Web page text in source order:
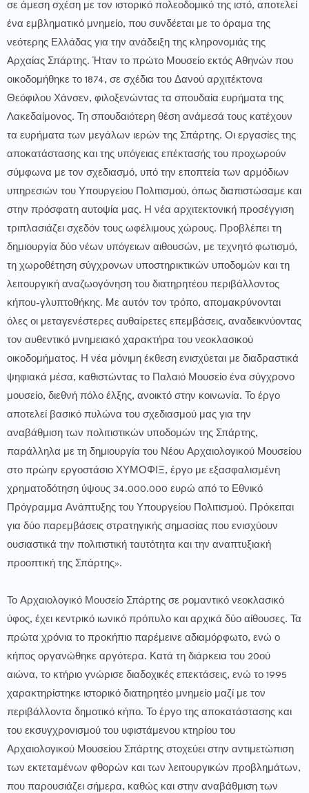
σε άμεση σχέση με τον ιστορικό πολεοδομικό της ιστό, αποτελεί
ένα εμβληματικό μνημείο, που συνδέεται με το όραμα της
νεότερης Ελλάδας για την ανάδειξη της κληρονομιάς της
Αρχαίας Σπάρτης. Ήταν το πρώτο Μουσείο εκτός Αθηνών που
οικοδομήθηκε το 1874, σε σχέδια του Δανού αρχιτέκτονα
Θεόφιλου Χάνσεν, φιλοξενώντας τα σπουδαία ευρήματα της
Λακεδαίμονος. Τη σπουδαιότερη θέση ανάμεσά τους κατέχουν
τα ευρήματα των μεγάλων ιερών της Σπάρτης. Οι εργασίες της
αποκατάστασης και της υπόγειας επέκτασής του προχωρούν
σύμφωνα με τον σχεδιασμό, υπό την εποπτεία των αρμόδιων
υπηρεσιών του Υπουργείου Πολιτισμού, όπως διαπιστώσαμε και
στην πρόσφατη αυτοψία μας. Η νέα αρχιτεκτονική προσέγγιση
τριπλασιάζει σχεδόν τους ωφέλιμους χώρους. Προβλέπει τη
δημιουργία δύο νέων υπόγειων αιθουσών, με τεχνητό φωτισμό,
τη χωροθέτηση σύγχρονων υποστηρικτικών υποδομών και τη
λειτουργική αναζωογόνηση του διατηρητέου περιβάλλοντος
κήπου-γλυπτοθήκης. Με αυτόν τον τρόπο, απομακρύνονται
όλες οι μεταγενέστερες αυθαίρετες επεμβάσεις, αναδεικνύοντας
τον αυθεντικό μνημειακό χαρακτήρα του νεοκλασικού
οικοδομήματος. Η νέα μόνιμη έκθεση ενισχύεται με διαδραστικά
ψηφιακά μέσα, καθιστώντας το Παλαιό Μουσείο ένα σύγχρονο
μουσείο, διεθνή πόλο έλξης, ανοικτό στην κοινωνία. Το έργο
αποτελεί βασικό πυλώνα του σχεδιασμού μας για την
αναβάθμιση των πολιτιστικών υποδομών της Σπάρτης,
παράλληλα με τη δημιουργία του Νέου Αρχαιολογικού Μουσείου
στο πρώην εργοστάσιο ΧΥΜΟΦΙΞ, έργο με εξασφαλισμένη
χρηματοδότηση ύψους 34.000.000 ευρώ από το Εθνικό
Πρόγραμμα Ανάπτυξης του Υπουργείου Πολιτισμού. Πρόκειται
για δύο παρεμβάσεις στρατηγικής σημασίας που ενισχύουν
ουσιαστικά την πολιτιστική ταυτότητα και την αναπτυξιακή
προοπτική της Σπάρτης».
Το Αρχαιολογικό Μουσείο Σπάρτης σε ρομαντικό νεοκλασικό
ύφος, έχει κεντρικό ιωνικό πρόπυλο και αρχικά δύο αίθουσες. Τα
πρώτα χρόνια το προκήπιο παρέμεινε αδιαμόρφωτο, ενώ ο
κήπος οργανώθηκε αργότερα. Κατά τη διάρκεια του 20ού
αιώνα, το κτήριο γνώρισε διαδοχικές επεκτάσεις, ενώ το 1995
χαρακτηρίστηκε ιστορικό διατηρητέο μνημείο μαζί με τον
περιβάλλοντα δημοτικό κήπο. Το έργο της αποκατάστασης και
του εκσυγχρονισμού του υφιστάμενου κτηρίου του
Αρχαιολογικού Μουσείου Σπάρτης στοχεύει στην αντιμετώπιση
των εκτεταμένων φθορών και των λειτουργικών προβλημάτων,
που παρουσιάζει σήμερα, καθώς και στην αναβάθμιση των